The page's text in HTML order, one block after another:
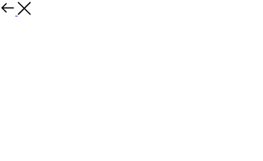
Назад